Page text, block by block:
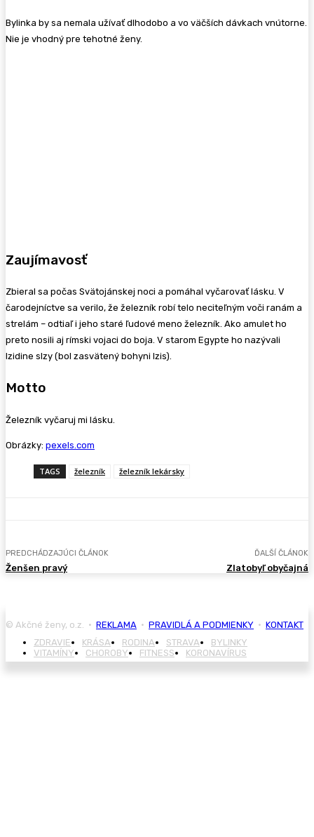
Bylinka by sa nemala užívať dlhodobo a vo väčších dávkach vnútorne.
Nie je vhodný pre tehotné ženy.
Zaujímavosť
Zbieral sa počas Svätojánskej noci a pomáhal vyčarovať lásku. V
čarodejníctve sa verilo, že železník robí telo neciteľným voči ranám a
strelám – odtiaľ i jeho staré ľudové meno železník. Ako amulet ho
preto nosili aj rímski vojaci do boja. V starom Egypte ho nazývali
Izidine slzy (bol zasvätený bohyni Izis).
Motto
Železník vyčaruj mi lásku.
Obrázky: pexels.com
TAGS železník železník lekársky
PREDCHÁDZAJÚCI ČLÁNOK
Ženšen pravý
ĎALŠÍ ČLÁNOK
Zlatobyľ obyčajná
© Akčné ženy, o.z. • REKLAMA • PRAVIDLÁ A PODMIENKY • KONTAKT
ZDRAVIE
KRÁSA RODINA STRAVA
BYLINKY
VITAMÍNY
CHOROBY FITNESS KORONAVÍRUS